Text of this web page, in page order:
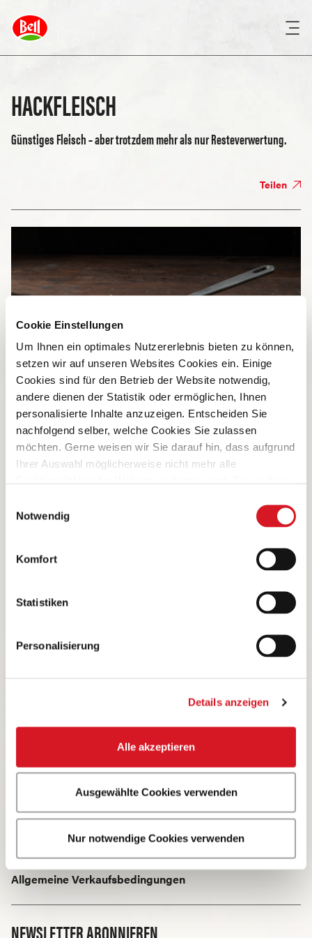
Cookie Einstellungen
Um Ihnen ein optimales Nutzererlebnis bieten zu können,
setzen wir auf unseren Websites Cookies ein. Einige
Cookies sind für den Betrieb der Website notwendig,
andere dienen der Statistik oder ermöglichen, Ihnen
personalisierte Inhalte anzuzeigen. Entscheiden Sie
nachfolgend selber, welche Cookies Sie zulassen
möchten. Gerne weisen wir Sie darauf hin, dass aufgrund
Ihrer Auswahl möglicherweise nicht mehr alle
Datenschutzerklärung und Cookie Policy.
Notwendig
Komfort
Statistiken
Personalisierung
Details anzeigen
Alle akzeptieren
Ausgewählte Cookies verwenden
Nur notwendige Cookies verwenden
HACKFLEISCH
Günstiges Fleisch – aber trotzdem mehr als nur Resteverwertung.
Teilen
Hackfleisch wird heute in der Regel mithilfe eines
Fleischwolfs unter Verwendung von unterschiedlich dicken
Scheiben (grob, fein) hergestellt. Verwendet wird grob
entsehntes Muskelfleisch mehrheitlich aus dem
Vorderviertel eines Schlachttiers – aus Teilen, die sich nicht
vorwiegend Rindfleisch, aber auch Schweine- und seltener
Kalbsfleisch. Besonders mageres Fleisch vom Rind und
Verwendung · Hackfleisch
NEWSLETTER ABONNIEREN
Compliance Bell Food Group
Kontakt und Support
Datenschutzerklärung
Allgemeine Verkaufsbedingungen